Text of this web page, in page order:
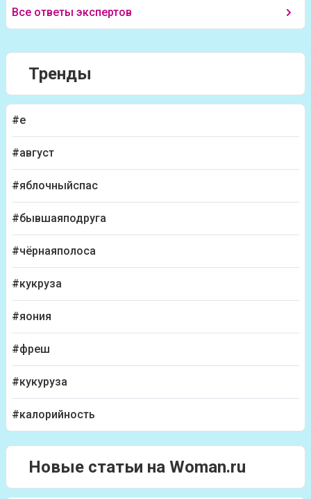
Все ответы экспертов
Тренды
#е
#август
#яблочныйспас
#бывшаяподруга
#чёрнаяполоса
#кукруза
#яония
#фреш
#кукуруза
#калорийность
Новые статьи на Woman.ru